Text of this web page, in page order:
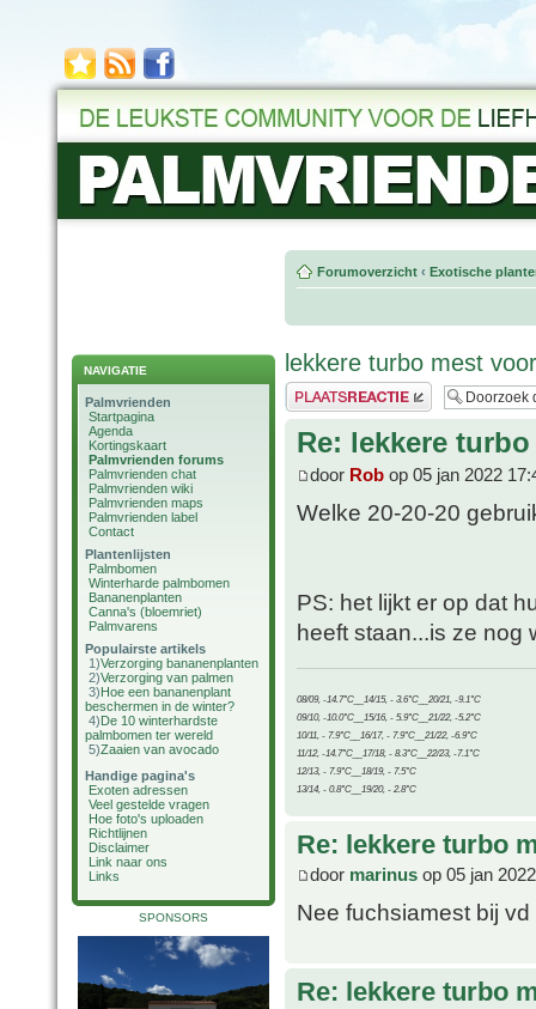
NAVIGATIE
Palmvrienden
Startpagina
Agenda
Kortingskaart
Palmvrienden forums
Palmvrienden chat
Palmvrienden wiki
Palmvrienden maps
Palmvrienden label
Contact
Plantenlijsten
Palmbomen
Winterharde palmbomen
Bananenplanten
Canna's (bloemriet)
Palmvarens
Populairste artikels
1)Verzorging bananenplanten
2)Verzorging van palmen
3)Hoe een bananenplant
beschermen in de winter?
4)De 10 winterhardste
palmbomen ter wereld
5)Zaaien van avocado
Handige pagina's
Exoten adressen
Veel gestelde vragen
Hoe foto's uploaden
Richtlijnen
Disclaimer
Link naar ons
Links
SPONSORS
Forumoverzicht ‹ Exotische
lekkere turbo mest
Plaats een reactie
Re: lekkere
door Rob op 05 jan 2022
Welke 20-20-20
PS: het lijkt er op dat
heeft staan...is ze nog
08/09, -14.7°C__14/15, - 3.6°C__20/21, -9.1°C
09/10, -10.0°C__15/16, - 5.9°C__21/22, -5.2°C
10/11, - 7.9°C__16/17, - 7.9°C__21/22, -6.9°C
11/12, -14.7°C__17/18, - 8.3°C__22/23, -7.1°C
12/13, - 7.9°C__18/19, - 7.5°C
13/14, - 0.8°C__19/20, - 2.8°C
Re: lekkere turbo
door marinus op 05 jan
Nee fuchsiamest bij
Re: lekkere turbo